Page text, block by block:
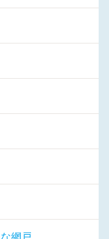
網戸